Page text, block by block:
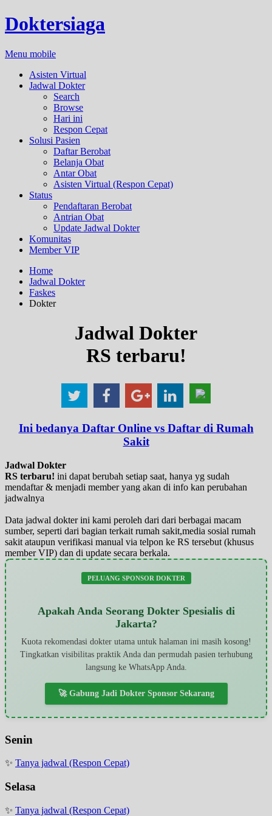
Doktersiaga
Menu mobile
Asisten Virtual
Jadwal Dokter
Search
Browse
Hari ini
Respon Cepat
Solusi Pasien
Daftar Berobat
Belanja Obat
Antar Obat
Asisten Virtual (Respon Cepat)
Status
Pendaftaran Berobat
Antrian Obat
Update Jadwal Dokter
Komunitas
Member VIP
Home
Jadwal Dokter
Faskes
Dokter
Jadwal Dokter
RS terbaru!
Ini bedanya Daftar Online vs Daftar di Rumah
Sakit
Jadwal Dokter
RS terbaru! ini dapat berubah setiap saat, hanya yg sudah
mendaftar & menjadi member yang akan di info kan perubahan
jadwalnya
Data jadwal dokter ini kami peroleh dari dari berbagai macam
sumber, seperti dari bagian terkait rumah sakit,media sosial rumah
sakit ataupun verifikasi manual via telpon ke RS tersebut (khusus
member VIP) dan di update secara berkala.
PELUANG SPONSOR DOKTER
Apakah Anda Seorang Dokter Spesialis di
Jakarta?
Kuota rekomendasi dokter utama untuk halaman ini masih kosong!
Tingkatkan visibilitas praktik Anda dan permudah pasien terhubung
langsung ke WhatsApp Anda.
🚀 Gabung Jadi Dokter Sponsor Sekarang
Senin
✨ Tanya jadwal (Respon Cepat)
Selasa
✨ Tanya jadwal (Respon Cepat)